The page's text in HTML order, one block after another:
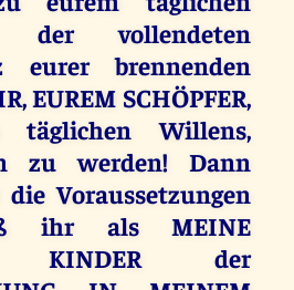
vollendeten
eurer brennenden
EUREM SCHÖPFER,
täglichen Willens,
zu werden! Dann
Voraussetzungen
ihr als MEINE
KINDER der